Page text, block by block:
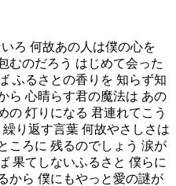
ろ 何故あの人は僕の心を
むのだろう はじめて会った
ふるさとの香りを 知らず知
ら 心晴らす君の魔法は あの
の 灯りになる 君連れてこう
り返す言葉 何故やさしさは
ころに 残るのでしょう 涙が
果てしないふるさと 僕らに
から 僕にもやっと愛の謎が